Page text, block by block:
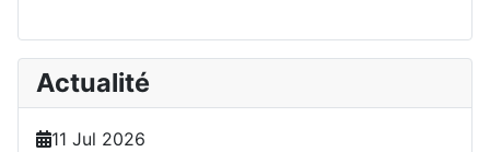
Actualité
11 Jul 2026